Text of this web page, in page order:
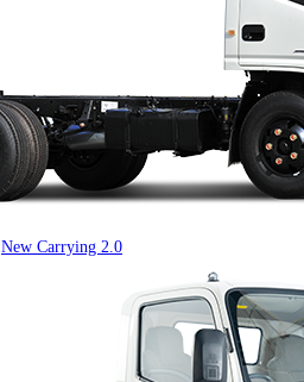
New Carrying 2.0